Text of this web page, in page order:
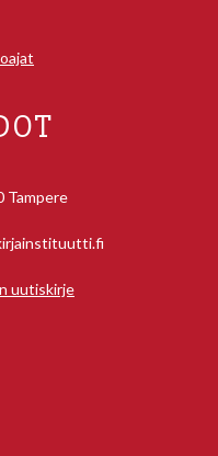
Tampere
uutiskirje